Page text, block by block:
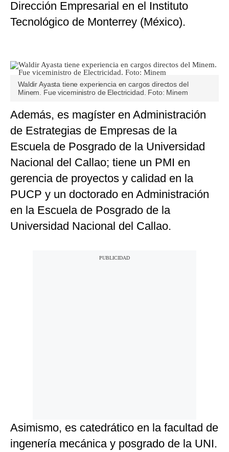
Dirección Empresarial en el Instituto
Tecnológico de Monterrey (México).
Waldir Ayasta tiene experiencia en cargos directos del
Minem. Fue viceministro de Electricidad. Foto: Minem
Además, es magíster en Administración
de Estrategias de Empresas de la
Escuela de Posgrado de la Universidad
Nacional del Callao; tiene un PMI en
gerencia de proyectos y calidad en la
PUCP y un doctorado en Administración
en la Escuela de Posgrado de la
Universidad Nacional del Callao.
Asimismo, es catedrático en la facultad de
ingenería mecánica y posgrado de la UNI.